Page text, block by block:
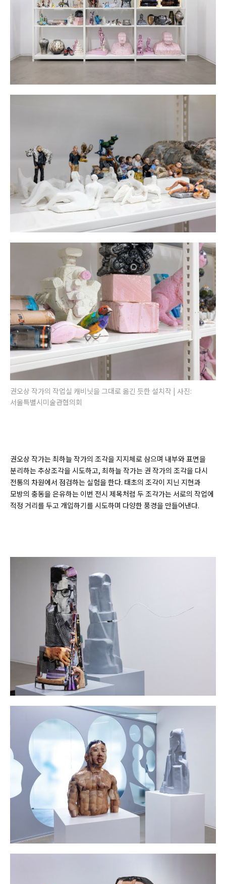
권오상 작가의 작업실 캐비닛을 그대로 옮긴 듯한 설치작 | 사진:
서울특별시미술관협의회
권오상 작가는 최하늘 작가의 조각을 지지체로 삼으며 내부와 표면을
분리하는 추상조각을 시도하고, 최하늘 작가는 권 작가의 조각을 다시
전통의 차원에서 점검하는 실험을 한다. 태초의 조각이 지닌 지현과
모방의 충동을 은유하는 이번 전시 제목처럼 두 조각가는 서로의 작업에
적정 거리를 두고 개입하기를 시도하며 다양한 풍경을 만들어낸다.